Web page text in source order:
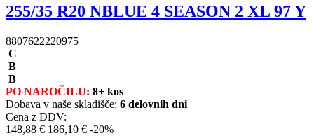
255/35 R20 NBLUE 4 SEASON 2 XL 97 Y
8807622220975
C
B
B
PO NAROČILU: 8+ kos
Dobava v naše skladišče: 6 delovnih dni
Cena z DDV:
148,88 € 186,10 € -20%